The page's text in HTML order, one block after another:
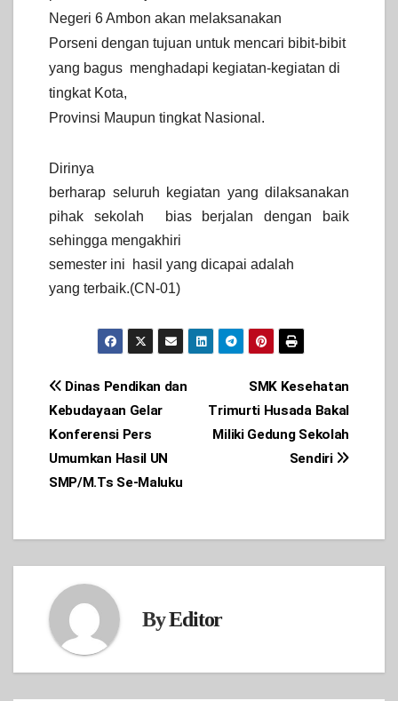
Negeri 6 Ambon akan melaksanakan
Porseni dengan tujuan untuk mencari bibit-bibit
yang bagus menghadapi kegiatan-kegiatan di
tingkat Kota,
Provinsi Maupun tingkat Nasional.
Dirinya
berharap seluruh kegiatan yang dilaksanakan
pihak sekolah
bias berjalan dengan baik
sehingga mengakhiri
semester ini
hasil yang dicapai adalah
yang terbaik.(CN-01)
Post
navigation
SMK Kesehatan
Trimurti Husada Bakal
Miliki Gedung Sekolah
Sendiri
Dinas Pendikan dan
Kebudayaan Gelar
Konferensi Pers
Umumkan Hasil UN
SMP/M.Ts Se-Maluku
ByEditor